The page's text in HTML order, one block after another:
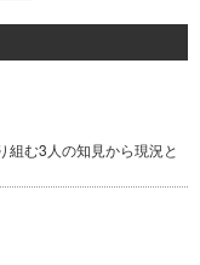
組む3人の知見から現況と